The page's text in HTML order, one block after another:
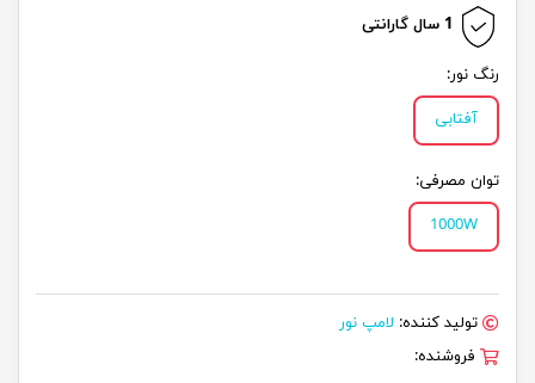
رنگ نور:
آفتابی
توان مصرفی:
1000W
تولید کننده: لامپ نور
فروشنده: